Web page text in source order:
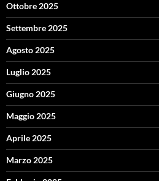
Ottobre 2025
Settembre 2025
Agosto 2025
Luglio 2025
Giugno 2025
Maggio 2025
Aprile 2025
Marzo 2025